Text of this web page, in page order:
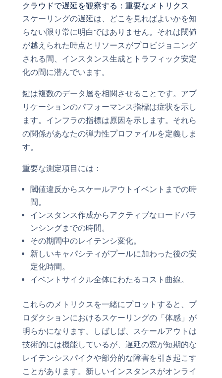
クラウドで遅延を観察する：重要なメトリクス
スケーリングの遅延は、どこを見ればよいかを知
らない限り常に明白ではありません。それは閾値
が越えられた時点とリソースがプロビジョニング
される間、インスタンス生成とトラフィック安定
化の間に潜んでいます。
鍵は複数のデータ層を相関させることです。アプ
リケーションのパフォーマンス指標は症状を示し
ます。インフラの指標は原因を示します。それら
の関係があなたの弾力性プロファイルを定義しま
す。
重要な測定項目には：
閾値違反からスケールアウトイベントまでの時
間。
インスタンス作成からアクティブなロードバラ
ンシングまでの時間。
その期間中のレイテンシ変化。
新しいキャパシティがプールに加わった後の安
定化時間。
イベントサイクル全体にわたるコスト曲線。
これらのメトリクスを一緒にプロットすると、プ
ロダクションにおけるスケーリングの「体感」が
明らかになります。しばしば、スケールアウトは
技術的には機能しているが、遅延の窓が短期的な
レイテンシスパイクや部分的な障害を引き起こす
ことがあります。新しいインスタンスがオンライ